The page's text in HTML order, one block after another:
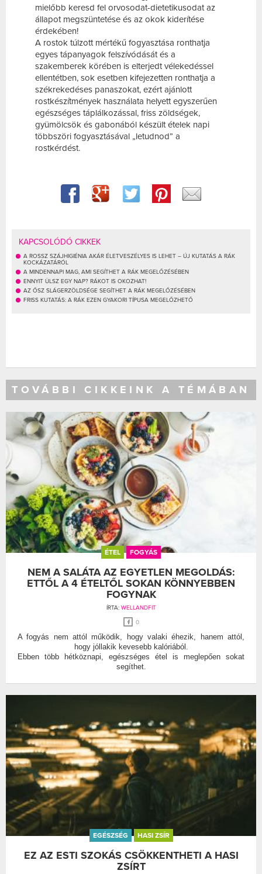
mielőbb keresd fel orvosodat-dietetikusodat az
állapot megszüntetése és az okok kiderítése
érdekében!
A rostok túlzott mértékű fogyasztása ronthatja
egyes tápanyagok felszívódását és a
szakemberek körében is elterjedt vélekedéssel
ellentétben, sok esetben kifejezetten ronthatja a
székrekedéses panaszokat, ezért ajánlott
rostkészítmények használata helyett egyszerűen
egészséges táplálkozással, friss zöldségek,
gyümölcsök és gabonából készült ételek napi
többszöri fogyasztásával „letudnod” a
rostkérdést.
KAPCSOLÓDÓ CIKKEK
A ROSSZ SZÁJHIGIÉNIA AKÁR ÉLETVESZÉLYES IS LEHET – ÚJ KUTATÁS A RÁK
KOCKÁZATÁRÓL
A MINDENNAPI MAG, AMI SEGÍTHET A RÁK MEGELŐZÉSÉBEN
ENNYIT ÜLSZ EGY NAP? RÁKOT IS OKOZHAT!
AZ ŐSZ SLÁGERZÖLDSÉGE SEGÍTHET A RÁK MEGELŐZÉSÉBEN
FRISS KUTATÁS: A RÁK EZEN GYAKORI TÍPUSA MEGELŐZHETŐ
TOVÁBBI CIKKEINK A TÉMÁBAN
ÉTEL FOGYÁS
NEM A SALÁTA AZ EGYETLEN MEGOLDÁS:
ETTŐL A 4 ÉTELTŐL SOKAN KÖNNYEBBEN
FOGYNAK
ÍRTA: WELLANDFIT
0
A fogyás nem attól működik, hogy valaki éhezik, hanem attól,
hogy jóllakik kevesebb kalóriából.
Ebben több hétköznapi, egészséges étel is meglepően sokat
segíthet.
EGÉSZSÉG HASI ZSÍR
EZ AZ ESTI SZOKÁS CSÖKKENTHETI A HASI
ZSÍRT